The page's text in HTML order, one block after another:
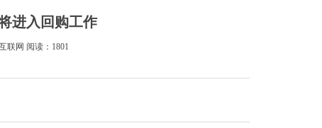
进入回购工作
联网 阅读：1801